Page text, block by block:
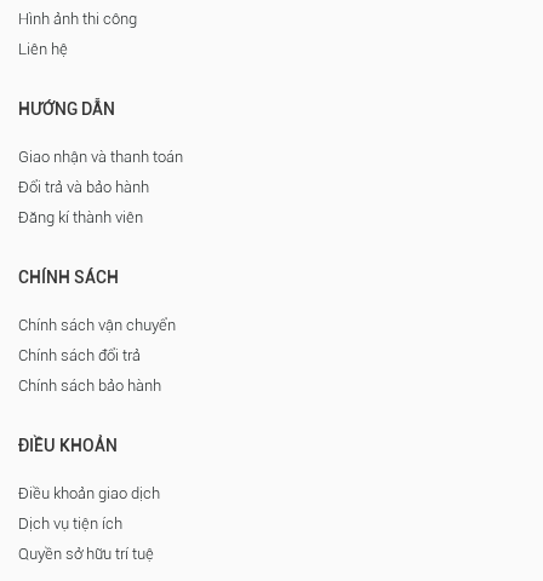
Hình ảnh thi công
Liên hệ
HƯỚNG DẪN
Giao nhận và thanh toán
Đổi trả và bảo hành
Đăng kí thành viên
CHÍNH SÁCH
Chính sách vận chuyển
Chính sách đổi trả
Chính sách bảo hành
ĐIỀU KHOẢN
Điều khoản giao dịch
Dịch vụ tiện ích
Quyền sở hữu trí tuệ